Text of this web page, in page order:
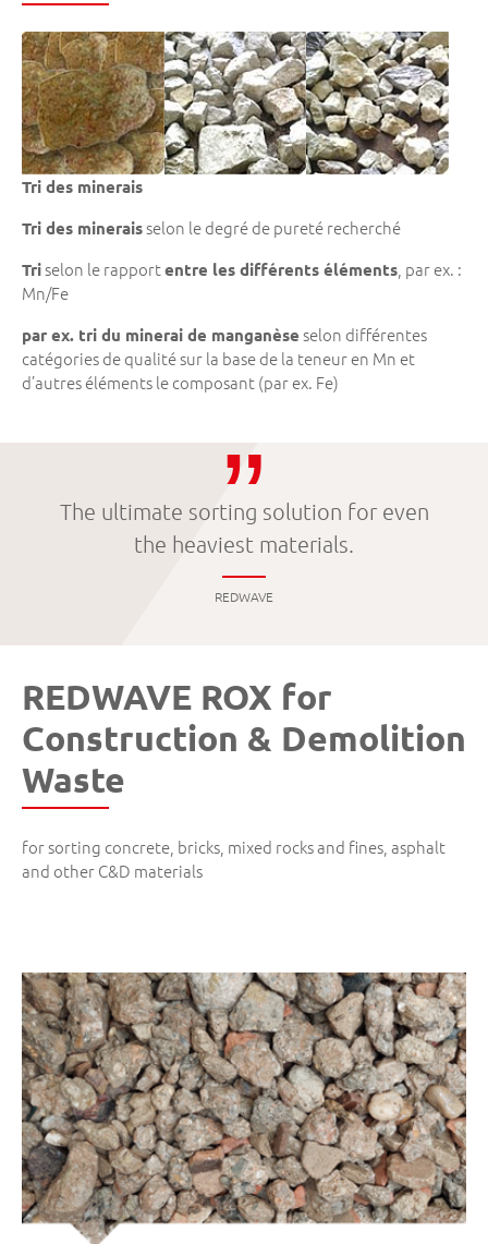
Tri des minerais
Tri des mineraisselon le degré de pureté recherché
Triselon le rapportentre les différents éléments, par ex. :
Mn/Fe
par ex. tri du minerai de manganèse selon différentes
catégories de qualité sur la base de la teneur en Mn et
d’autres éléments le composant (par ex. Fe)
The ultimate sorting solution for even
the heaviest materials.
REDWAVE
REDWAVE ROX for
Construction & Demolition
Waste
for sorting concrete, bricks, mixed rocks and fines, asphalt
and other C&D materials